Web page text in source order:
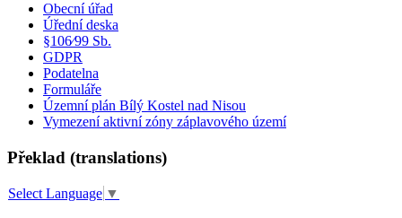
Obecní úřad
Úřední deska
§106⁄99 Sb.
GDPR
Podatelna
Formuláře
Územní plán Bílý Kostel nad Nisou
Vymezení aktivní zóny záplavového území
Překlad (translations)
Select Language ▼